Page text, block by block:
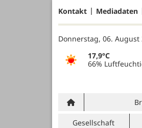
Kontakt Mediadaten
Donnerstag, 06. August
17,9°C
66%
Gesellschaft